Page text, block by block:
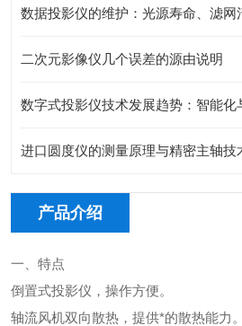
数据投影仪的维护：光源寿命、滤网
二次元影像仪几个误差的源由说明
数字式投影仪技术发展趋势：智能化
进口圆度仪的测量原理与精密主轴技
产品介绍
一、特点
倒置式投影仪，操作方便。
轴流风机双向散热，提供*的散热能力。